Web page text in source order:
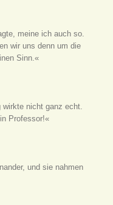
meine ich auch so.
wir uns denn um die
Sinn.«
nicht ganz echt.
Professor!«
und sie nahmen